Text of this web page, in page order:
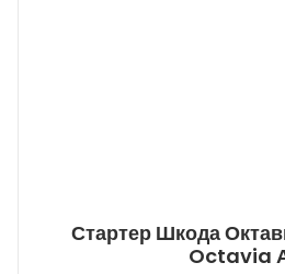
Стартер Шкода
Octavia